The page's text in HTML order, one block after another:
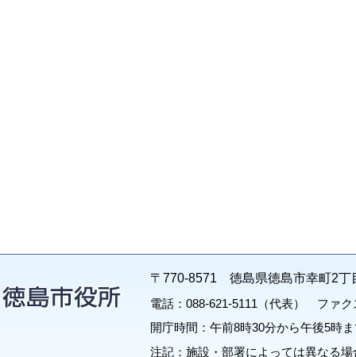
〒770-8571 徳島県徳島市幸町2丁
電話：088-621-5111（代表） ファク
開庁時間：午前8時30分から午後5時
注記：施設・部署によっては異なる